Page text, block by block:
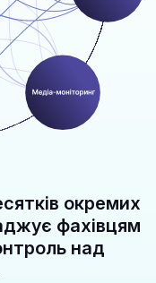
окремих
фахівцям
над